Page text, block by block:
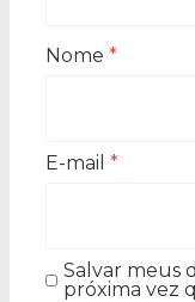
Nome *
E-mail *
Salvar meus
próxima vez